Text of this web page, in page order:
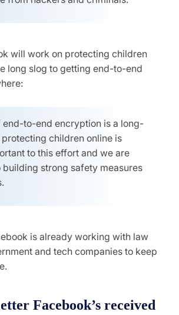
will work on protecting children
long slog to getting end-to-end
end-to-end encryption is a long-
children online is
to this effort and we are
strong safety measures
is already working with law
and tech companies to keep
Facebook’s received